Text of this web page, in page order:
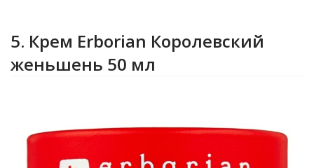
5. Крем Erborian Королевский
женьшень 50 мл